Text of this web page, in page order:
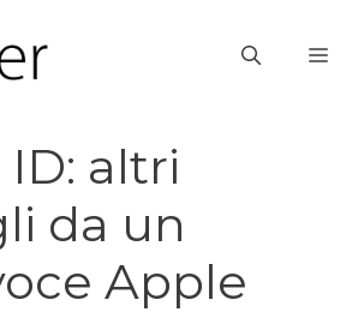
altri
da un
Apple